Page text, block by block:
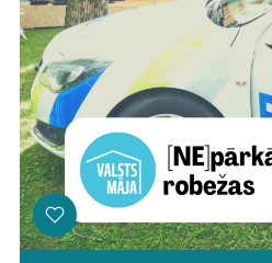
ThreadsFacebookYoutube
X